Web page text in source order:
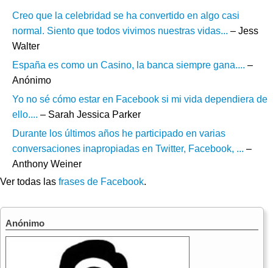
Creo que la celebridad se ha convertido en algo casi
normal. Siento que todos vivimos nuestras vidas... – Jess
Walter
España es como un Casino, la banca siempre gana.... –
Anónimo
Yo no sé cómo estar en Facebook si mi vida dependiera de
ello.... – Sarah Jessica Parker
Durante los últimos años he participado en varias
conversaciones inapropiadas en Twitter, Facebook, ... –
Anthony Weiner
Ver todas las frases de Facebook.
Anónimo